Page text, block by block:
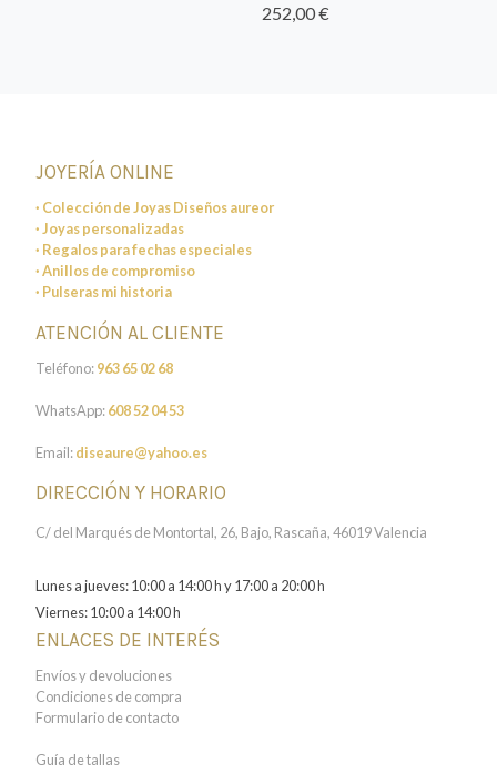
252,00 €
JOYERÍA ONLINE
· Colección de Joyas Diseños aureor
· Joyas personalizadas
· Regalos para fechas especiales
· Anillos de compromiso
· Pulseras mi historia
ATENCIÓN AL CLIENTE
Teléfono:963 65 02 68
WhatsApp:608 52 04 53
Email:diseaure@yahoo.es
DIRECCIÓN Y HORARIO
C/ del Marqués de Montortal, 26, Bajo, Rascaña, 46019 Valencia
Lunes a jueves: 10:00 a 14:00 h y 17:00 a 20:00 h
Viernes: 10:00 a 14:00 h
ENLACES DE INTERÉS
Envíos y devoluciones
Condiciones de compra
Formulario de contacto
Guía de tallas